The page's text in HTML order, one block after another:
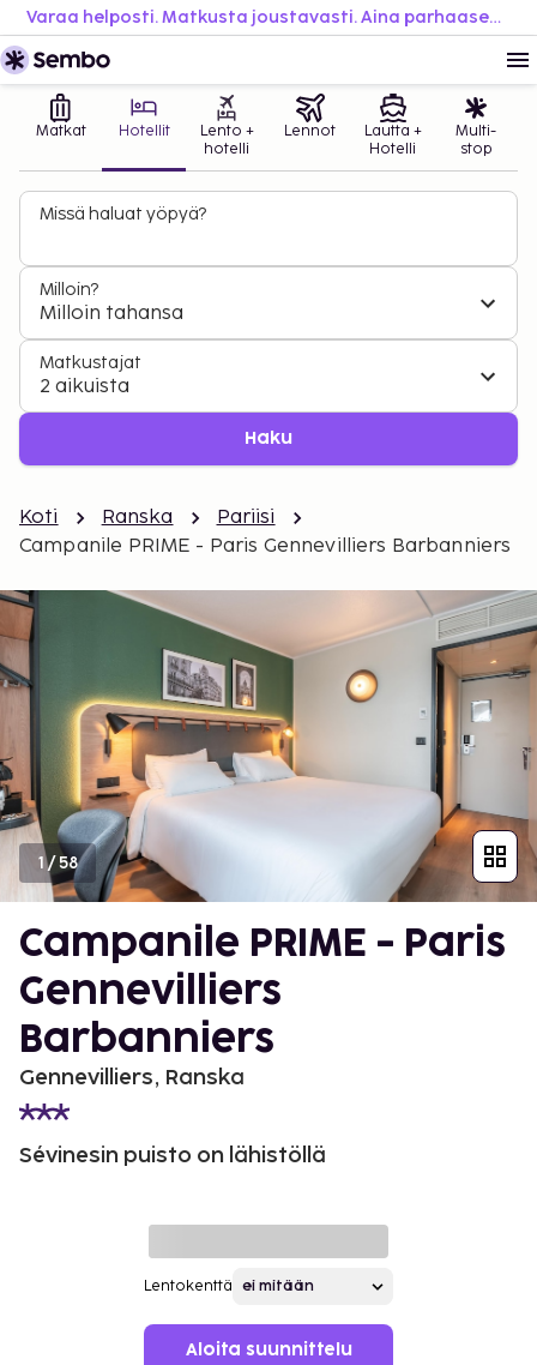
Varaa helposti. Matkusta joustavasti. Aina parhaaseen hintaan.
Matkat Hotellit
Lento +
hotelli
Lennot
Lautta +
Hotelli
Multi-
stop
Missä haluat yöpyä?
Milloin?
Milloin tahansa
Matkustajat
2 aikuista
Haku
Koti Ranska
Pariisi
Campanile PRIME - Paris Gennevilliers Barbanniers
1/58
Campanile PRIME - Paris
Gennevilliers
Barbanniers
Gennevilliers, Ranska
Sévinesin puisto on lähistöllä
Lentokenttä
Aloita suunnittelu